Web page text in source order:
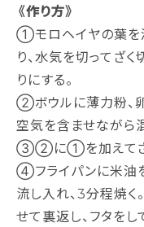
《作り方》
①モロヘイヤの葉を
り、水気を切ってざ
りにする。
②ボウルに薄力粉、卵
空気を含ませながら
③②に①を加えてさ
④フライパンに米油
流し入れ、3分程焼
せて裏返し、フタをし